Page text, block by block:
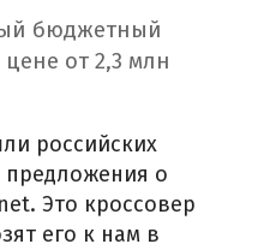
бюджетный
от 2,3 млн
российских
о
Это кроссовер
его к нам в